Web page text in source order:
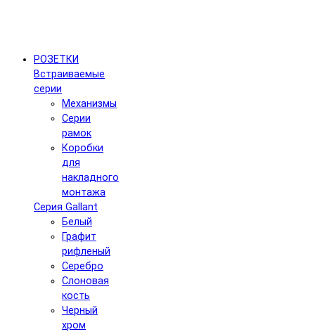
РОЗЕТКИ
Встраиваемые
серии
Механизмы
Серии
рамок
Коробки
для
накладного
монтажа
Серия Gallant
Белый
Графит
рифленый
Серебро
Слоновая
кость
Черный
хром